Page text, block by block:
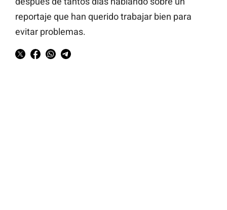
reportaje que han querido trabajar bien para
evitar problemas.